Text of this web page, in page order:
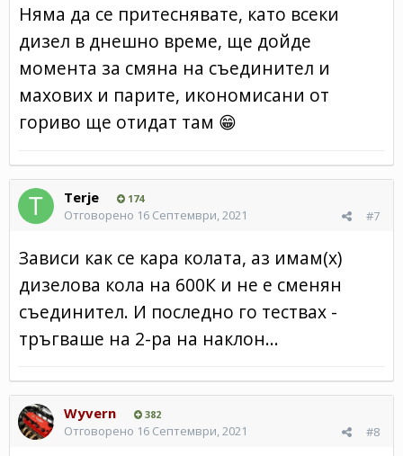
Няма да се притеснявате, като всеки
дизел в днешно време, ще дойде
момента за смяна на съединител и
махових и парите, икономисани от
гориво ще отидат там 😁
Terje 174
#7
Отговорено 16 Септември, 2021
Зависи как се кара колата, аз имам(х)
дизелова кола на 600К и не е сменян
съединител. И последно го тествах -
тръгваше на 2-ра на наклон...
Wyvern 382
#8
Отговорено 16 Септември, 2021